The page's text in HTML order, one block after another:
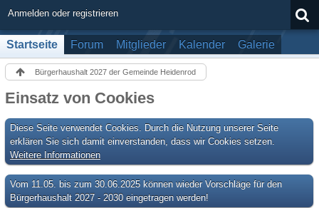
Anmelden oder registrieren
Startseite Forum Mitglieder Kalender Galerie
Bürgerhaushalt 2027 der Gemeinde Heidenrod
Einsatz von Cookies
Diese Seite verwendet Cookies. Durch die Nutzung unserer Seite
erklären Sie sich damit einverstanden, dass wir Cookies setzen.
Weitere Informationen
Vom 11.05. bis zum 30.06.2025 können wieder Vorschläge für den
Bürgerhaushalt 2027 - 2030 eingetragen werden!